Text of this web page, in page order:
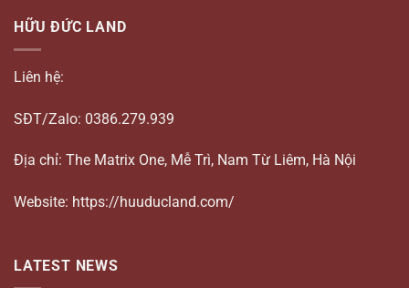
HỮU ĐỨC LAND
Liên hệ:
SĐT/Zalo: 0386.279.939
Địa chỉ: The Matrix One, Mễ Trì, Nam Từ Liêm, Hà Nội
Website: https://huuducland.com/
LATEST NEWS